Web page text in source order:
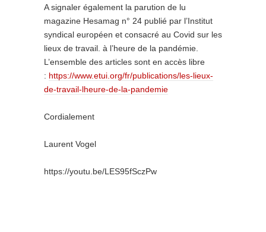
A signaler également la parution de lu
magazine Hesamag n° 24 publié par l’Institut
syndical européen et consacré au Covid sur les
lieux de travail. à l’heure de la pandémie.
L’ensemble des articles sont en accès libre
: https://www.etui.org/fr/publications/les-lieux-
de-travail-lheure-de-la-pandemie
Cordialement
Laurent Vogel
https://youtu.be/LES95fSczPw